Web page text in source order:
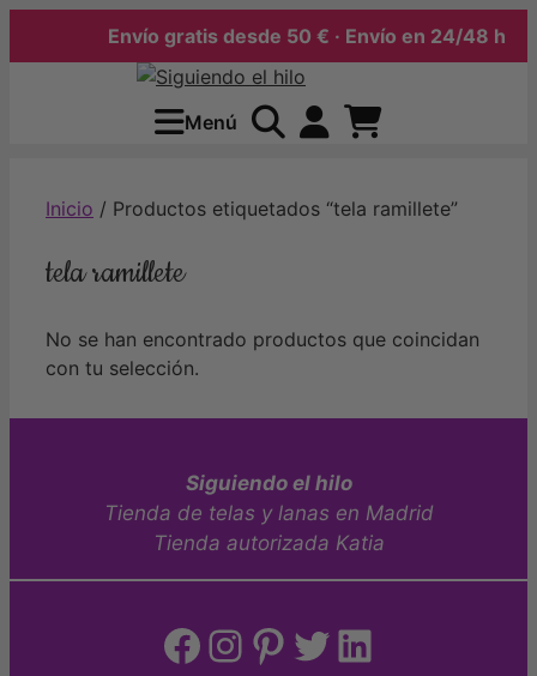
Envío gratis desde 50 € · Envío en 24/48 h
Menú
Inicio / Productos etiquetados “tela ramillete”
tela ramillete
No se han encontrado productos que coincidan
con tu selección.
Siguiendo el hilo
Tienda de telas y lanas en Madrid
Tienda autorizada Katia
Facebook
Instagram
Pinterest
Twitter
LinkedIn